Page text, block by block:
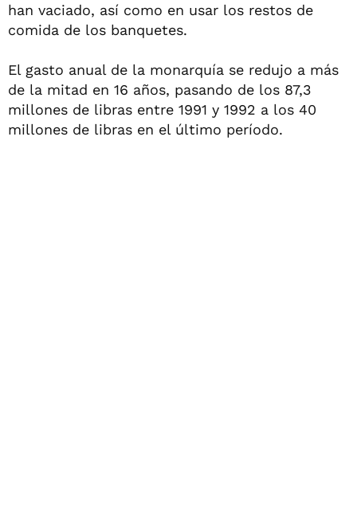
han vaciado, así como en usar los restos de
comida de los banquetes.
El gasto anual de la monarquía se redujo a más
de la mitad en 16 años, pasando de los 87,3
millones de libras entre 1991 y 1992 a los 40
millones de libras en el último período.